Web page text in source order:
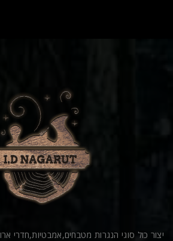
יצור כול סוגי הנגרות מטבחים,אמבטיות,חדרי